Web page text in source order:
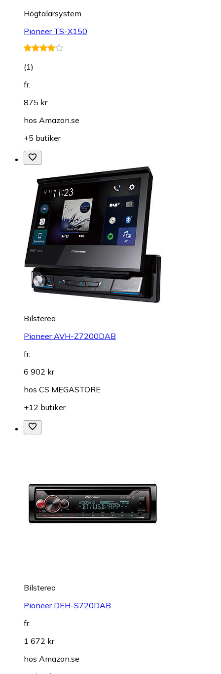
Högtalarsystem
Pioneer TS-X150
(1)
fr.
875 kr
hos Amazon.se
+5 butiker
Bilstereo
Pioneer AVH-Z7200DAB
fr.
6 902 kr
hos CS MEGASTORE
+12 butiker
Bilstereo
Pioneer DEH-S720DAB
fr.
1 672 kr
hos Amazon.se